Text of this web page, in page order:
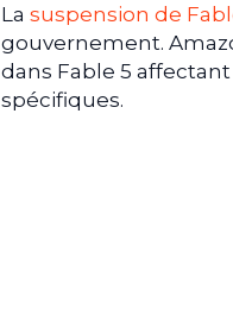
La suspension de
gouvernement.
dans Fable 5
spécifiques.